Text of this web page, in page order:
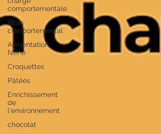
comportementale
Bilan
comportemental
Alimentation
féline
Croquettes
Pâtées
Enrichissement
de
l'environnement
chocolat